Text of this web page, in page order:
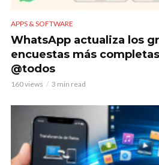
APPS & SOFTWARE
WhatsApp actualiza los
encuestas más
@todos
160 views 3 min read